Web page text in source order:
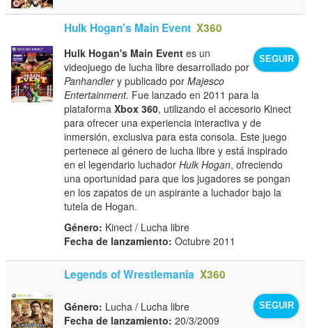
Hulk Hogan's Main Event X360
SEGUIR
Hulk Hogan's Main Event es un
videojuego de lucha libre desarrollado por
Panhandlery publicado porMajesco
Entertainment. Fue lanzado en 2011 para la
plataformaXbox 360, utilizando el accesorio Kinect
para ofrecer una experiencia interactiva y de
inmersión, exclusiva para esta consola. Este juego
pertenece al género de lucha libre y está inspirado
en el legendario luchadorHulk Hogan, ofreciendo
una oportunidad para que los jugadores se pongan
en los zapatos de un aspirante a luchador bajo la
tutela de Hogan.
Género: Kinect / Lucha libre
Fecha de lanzamiento: Octubre 2011
Legends of Wrestlemania X360
SEGUIR
Género: Lucha / Lucha libre
Fecha de lanzamiento: 20/3/2009